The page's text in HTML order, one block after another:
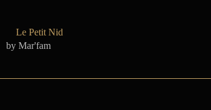
contenu
Le Petit Nid
by Mar'fam